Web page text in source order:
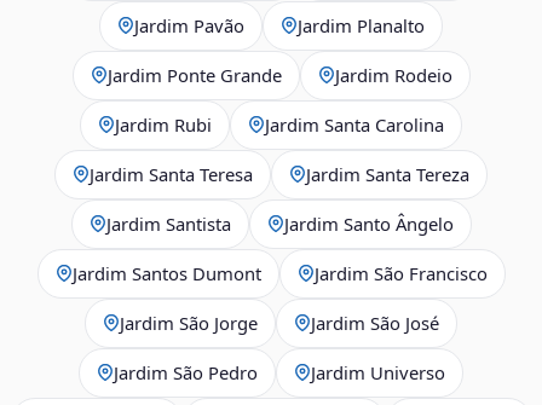
Jardim Pavão Jardim Planalto
Jardim Ponte Grande Jardim Rodeio
Jardim Rubi Jardim Santa Carolina
Jardim Santa Teresa Jardim Santa Tereza
Jardim Santista Jardim Santo Ângelo
Jardim Santos Dumont Jardim São Francisco
Jardim São Jorge Jardim São José
Jardim São Pedro Jardim Universo